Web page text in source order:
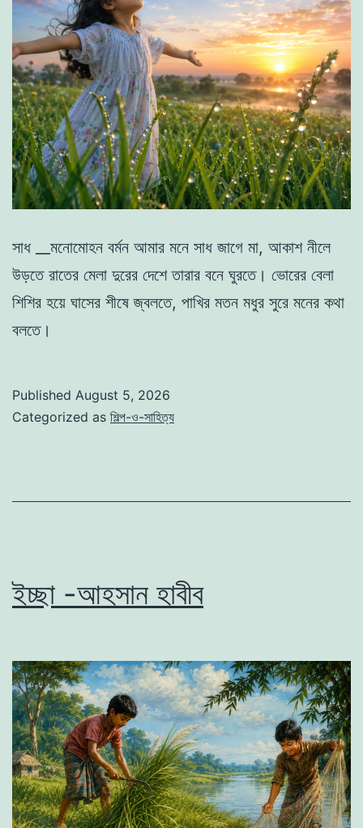
সাধ __মনোমোহন বর্মন আমার মনে সাধ জাগে মা, আকাশ নীলে
উড়তে রাতের মেলা দুরের দেশে তারার বনে ঘুরতে। ভোরের বেলা
শিশির হয়ে ঘাসের শীষে জ্বলতে, পাখির মতন মধুর সুরে মনের কথা
বলতে।
Published August 5, 2026
Categorized as শিল্প-ও-সাহিত্য
ইচ্ছা -আহসান হাবীব